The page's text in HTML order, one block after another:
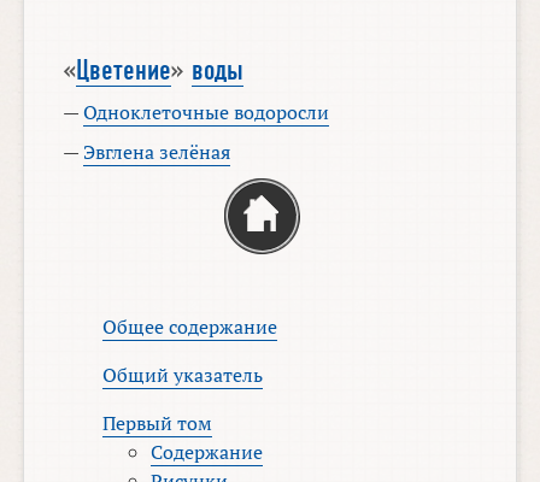
«Цветение» воды
—Одноклеточные водоросли
— Эвглена зелёная
Общее содержание
Общий указатель
Первый том
Содержание